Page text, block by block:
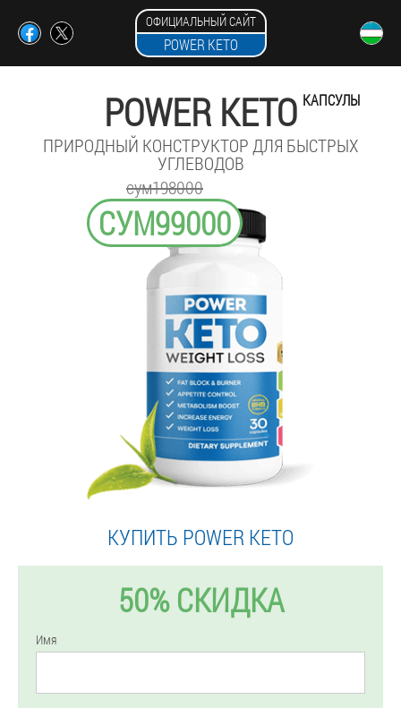
ОФИЦИАЛЬНЫЙ САЙТ
POWER KETO
POWER KETO КАПСУЛЫ
ПРИРОДНЫЙ КОНСТРУКТОР ДЛЯ БЫСТРЫХ
УГЛЕВОДОВ
сум198000
СУМ99000
КУПИТЬ POWER KETO
50% СКИДКА
Имя